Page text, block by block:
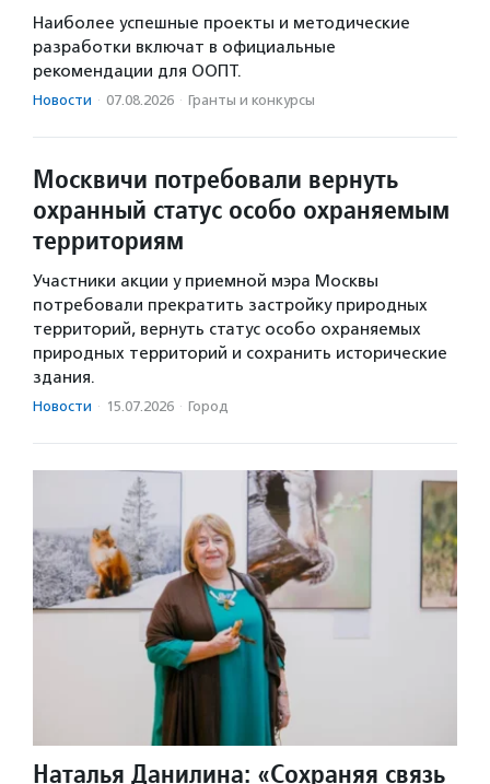
Наиболее успешные проекты и методические
разработки включат в официальные
рекомендации для ООПТ.
Новости · 07.08.2026 · Гранты и конкурсы
Москвичи потребовали вернуть
охранный статус особо охраняемым
территориям
Участники акции у приемной мэра Москвы
потребовали прекратить застройку природных
территорий, вернуть статус особо охраняемых
природных территорий и сохранить исторические
здания.
Новости · 15.07.2026 · Город
Наталья Данилина: «Сохраняя связь